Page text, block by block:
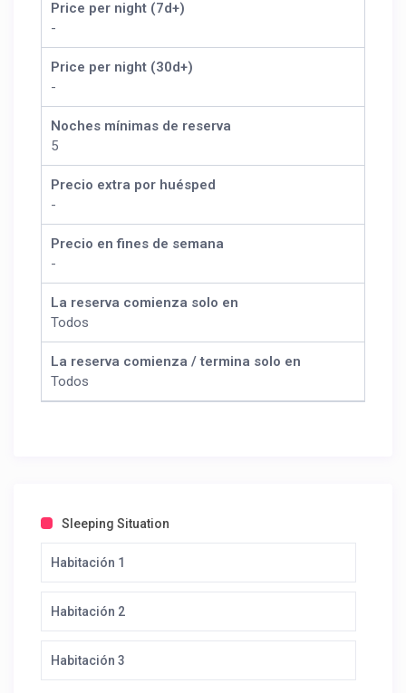
Price per night (7d+)
-
Price per night (30d+)
-
Noches mínimas de reserva
5
Precio extra por huésped
-
Precio en fines de semana
-
La reserva comienza solo en
Todos
La reserva comienza / termina solo en
Todos
Sleeping Situation
Habitación 1
Habitación 2
Habitación 3